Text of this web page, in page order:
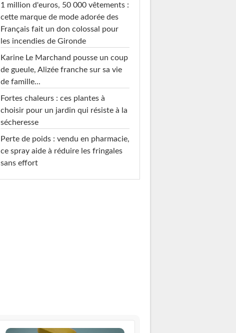
1 million d'euros, 50 000 vêtements :
cette marque de mode adorée des
Français fait un don colossal pour
les incendies de Gironde
Karine Le Marchand pousse un coup
de gueule, Alizée franche sur sa vie
de famille...
Fortes chaleurs : ces plantes à
choisir pour un jardin qui résiste à la
sécheresse
Perte de poids : vendu en pharmacie,
ce spray aide à réduire les fringales
sans effort